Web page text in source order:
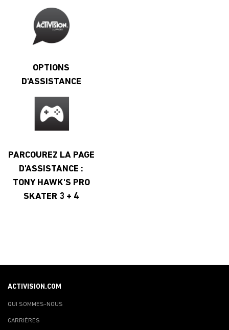
OPTIONS
D'ASSISTANCE
PARCOUREZ LA PAGE
D'ASSISTANCE :
TONY HAWK'S PRO
SKATER 3 + 4
ACTIVISION.COM
QUI SOMMES-NOUS
CARRIÈRES